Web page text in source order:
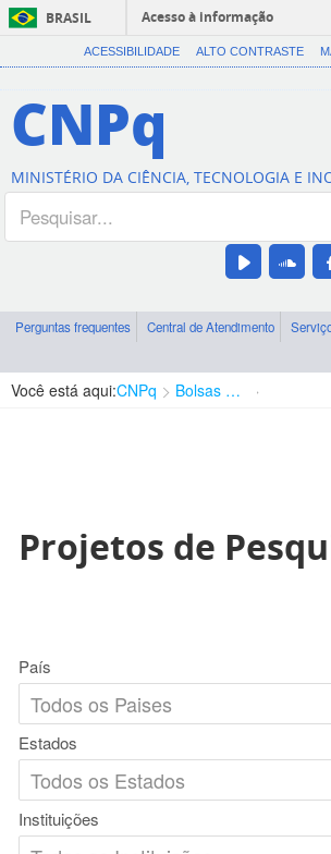
BRASIL
Acesso à informação
ACESSIBILIDADE ALTO CONTRASTE
CNPq
MINISTÉRIO DA CIÊNCIA, TECNOLOGIA E
Perguntas frequentes Central de Atendimento
Você está aqui:CNPq Bolsas e Auxílios Vigentes
Projetos de
País
Estados
Instituições